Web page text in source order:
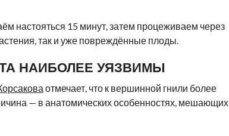
настояться 15 минут, затем процеживаем через
так и уже повреждённые плоды.
НАИБОЛЕЕ УЯЗВИМЫ
отмечает, что к вершинной гнили более
— в анатомических особенностях, мешающих